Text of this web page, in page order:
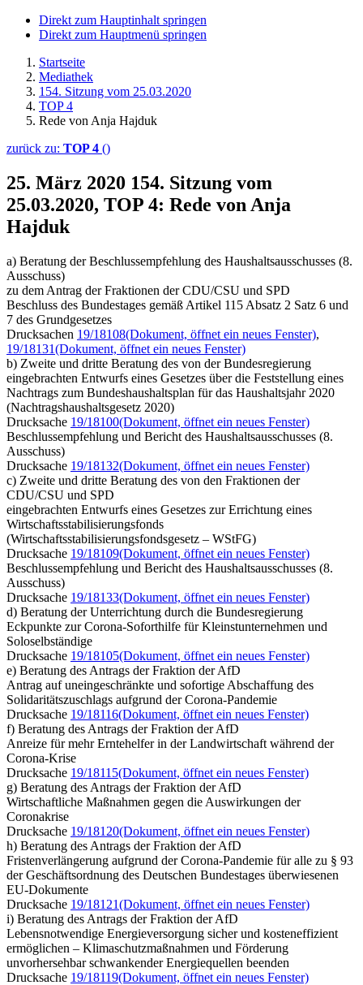
Direkt zum Hauptinhalt springen
Direkt zum Hauptmenü springen
Startseite
Mediathek
154. Sitzung vom 25.03.2020
TOP 4
Rede von Anja Hajduk
zurück zu: TOP 4 ()
25. März 2020 154. Sitzung vom
25.03.2020, TOP 4: Rede von Anja
Hajduk
a) Beratung der Beschlussempfehlung des Haushaltsausschusses (8.
Ausschuss)
zu dem Antrag der Fraktionen der CDU/CSU und SPD
Beschluss des Bundestages gemäß Artikel 115 Absatz 2 Satz 6 und
7 des Grundgesetzes
Drucksachen 19/18108(Dokument, öffnet ein neues Fenster),
19/18131(Dokument, öffnet ein neues Fenster)
b) Zweite und dritte Beratung des von der Bundesregierung
eingebrachten Entwurfs eines Gesetzes über die Feststellung eines
Nachtrags zum Bundeshaushaltsplan für das Haushaltsjahr 2020
(Nachtragshaushaltsgesetz 2020)
Drucksache 19/18100(Dokument, öffnet ein neues Fenster)
Beschlussempfehlung und Bericht des Haushaltsausschusses (8.
Ausschuss)
Drucksache 19/18132(Dokument, öffnet ein neues Fenster)
c) Zweite und dritte Beratung des von den Fraktionen der
CDU/CSU und SPD
eingebrachten Entwurfs eines Gesetzes zur Errichtung eines
Wirtschaftsstabilisierungsfonds
(Wirtschaftsstabilisierungsfondsgesetz – WStFG)
Drucksache 19/18109(Dokument, öffnet ein neues Fenster)
Beschlussempfehlung und Bericht des Haushaltsausschusses (8.
Ausschuss)
Drucksache 19/18133(Dokument, öffnet ein neues Fenster)
d) Beratung der Unterrichtung durch die Bundesregierung
Eckpunkte zur Corona-Soforthilfe für Kleinstunternehmen und
Soloselbständige
Drucksache 19/18105(Dokument, öffnet ein neues Fenster)
e) Beratung des Antrags der Fraktion der AfD
Antrag auf uneingeschränkte und sofortige Abschaffung des
Solidaritätszuschlags aufgrund der Corona-Pandemie
Drucksache 19/18116(Dokument, öffnet ein neues Fenster)
f) Beratung des Antrags der Fraktion der AfD
Anreize für mehr Erntehelfer in der Landwirtschaft während der
Corona-Krise
Drucksache 19/18115(Dokument, öffnet ein neues Fenster)
g) Beratung des Antrags der Fraktion der AfD
Wirtschaftliche Maßnahmen gegen die Auswirkungen der
Coronakrise
Drucksache 19/18120(Dokument, öffnet ein neues Fenster)
h) Beratung des Antrags der Fraktion der AfD
Fristenverlängerung aufgrund der Corona-Pandemie für alle zu § 93
der Geschäftsordnung des Deutschen Bundestages überwiesenen
EU-Dokumente
Drucksache 19/18121(Dokument, öffnet ein neues Fenster)
i) Beratung des Antrags der Fraktion der AfD
Lebensnotwendige Energieversorgung sicher und kosteneffizient
ermöglichen – Klimaschutzmaßnahmen und Förderung
unvorhersehbar schwankender Energiequellen beenden
Drucksache 19/18119(Dokument, öffnet ein neues Fenster)